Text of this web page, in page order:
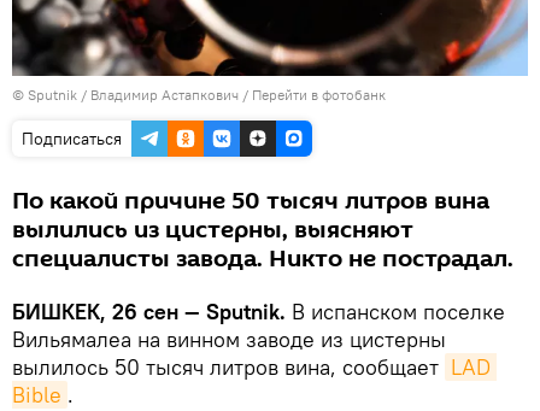
© Sputnik / Владимир Астапкович / Перейти в фотобанк
Подписаться
По какой причине 50 тысяч литров вина
вылились из цистерны, выясняют
специалисты завода. Никто не пострадал.
БИШКЕК, 26 сен — Sputnik. В испанском поселке
Вильямалеа на винном заводе из цистерны
вылилось 50 тысяч литров вина, сообщает LAD
Bible .